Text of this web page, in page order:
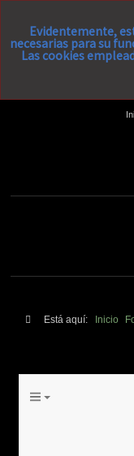
Evidentemente,
necesarias para su
Las cookies
Está aquí: Inicio